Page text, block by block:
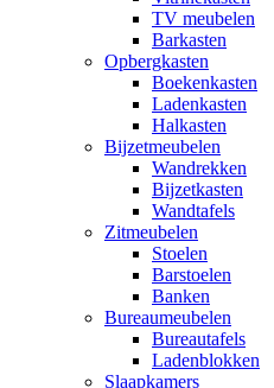
TV meubelen
Barkasten
Opbergkasten
Boekenkasten
Ladenkasten
Halkasten
Bijzetmeubelen
Wandrekken
Bijzetkasten
Wandtafels
Zitmeubelen
Stoelen
Barstoelen
Banken
Bureaumeubelen
Bureautafels
Ladenblokken
Slaapkamers